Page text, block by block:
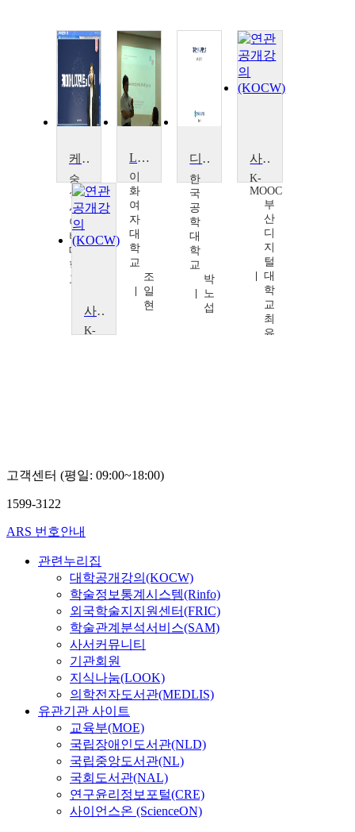
케어매니지먼트
숭
실
사
이
버
대
학
교
정
은
Learning and Knowledge Management
이
화
여
자
대
학
교
조
일
현
디자인 매니지먼트
한
국
공
학
대
학
교
박
노
섭
사회복지사를 위한 케어 매니지먼트
K-
MOOC
부
산
디
지
털
대
학
교
최
유
사회복지사를 위한 케어 매니지먼트
K-
최
고객센터 (평일: 09:00~18:00)
1599-3122
ARS 번호안내
관련누리집
대학공개강의(KOCW)
학술정보통계시스템(Rinfo)
외국학술지지원센터(FRIC)
학술관계분석서비스(SAM)
사서커뮤니티
기관회원
지식나눔(LOOK)
의학전자도서관(MEDLIS)
유관기관 사이트
교육부(MOE)
국립장애인도서관(NLD)
국립중앙도서관(NL)
국회도서관(NAL)
연구윤리정보포털(CRE)
사이언스온 (ScienceON)